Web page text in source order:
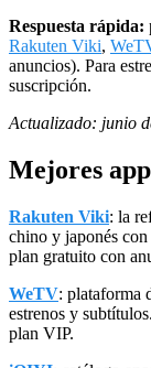
Respuesta rápida:
Rakuten Viki,
anuncios). Para
suscripción.
Actualizado: junio
Mejores
Rakuten Viki: la
chino y japonés
plan gratuito con
WeTV: plataforma
estrenos y
plan VIP.